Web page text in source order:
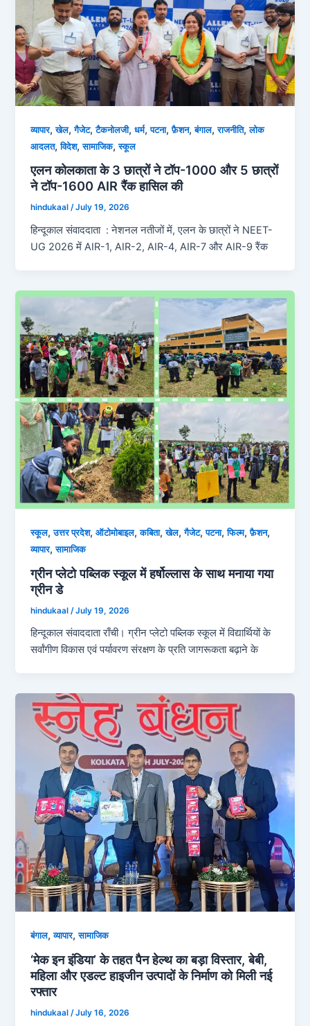
व्‍यापार,खेल,गैजेट,टैकनोलजी,धर्म,पटना,फ़ैशन,बंगाल,राजनीति,लोक
आदलत,विदेश,सामाजिक,स्कूल
एलन कोलकाता के 3 छात्रों ने टॉप-1000 और 5 छात्रों
ने टॉप-1600 AIR रैंक हासिल की
hindukaal/July 19, 2026
हिन्दूकाल संवाददाता : नेशनल नतीजों में, एलन के छात्रों ने NEET-
UG 2026 में AIR-1, AIR-2, AIR-4, AIR-7 और AIR-9 रैंक
स्कूल,उत्तर प्रदेश,ऑटोमोबाइल,कबिता,खेल,गैजेट,पटना,फिल्म,फ़ैशन,
व्‍यापार,सामाजिक
ग्रीन प्लेटो पब्लिक स्कूल में हर्षोल्लास के साथ मनाया गया
ग्रीन डे
hindukaal /July 19, 2026
हिन्दूकाल संवाददाता राँची। ग्रीन प्लेटो पब्लिक स्कूल में विद्यार्थियों के
सर्वांगीण विकास एवं पर्यावरण संरक्षण के प्रति जागरूकता बढ़ाने के
बंगाल,व्‍यापार,सामाजिक
‘मेक इन इंडिया’ के तहत पैन हेल्थ का बड़ा विस्तार, बेबी,
महिला और एडल्ट हाइजीन उत्पादों के निर्माण को मिली नई
रफ्तार
hindukaal /July 16, 2026